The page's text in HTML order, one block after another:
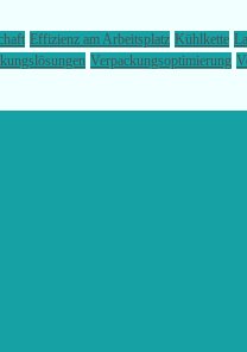
Effizienz am Arbeitsplatz Kühlkette
Verpackungsoptimierung